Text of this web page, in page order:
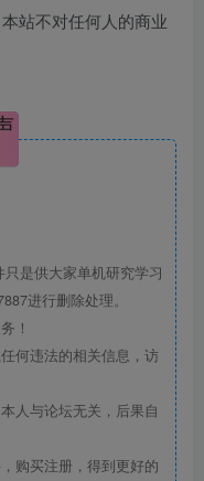
站不对任何人的商业
是供大家单机研究学习
进行删除处理。
！
何违法的相关信息，访
人与论坛无关，后果自
购买注册，得到更好的